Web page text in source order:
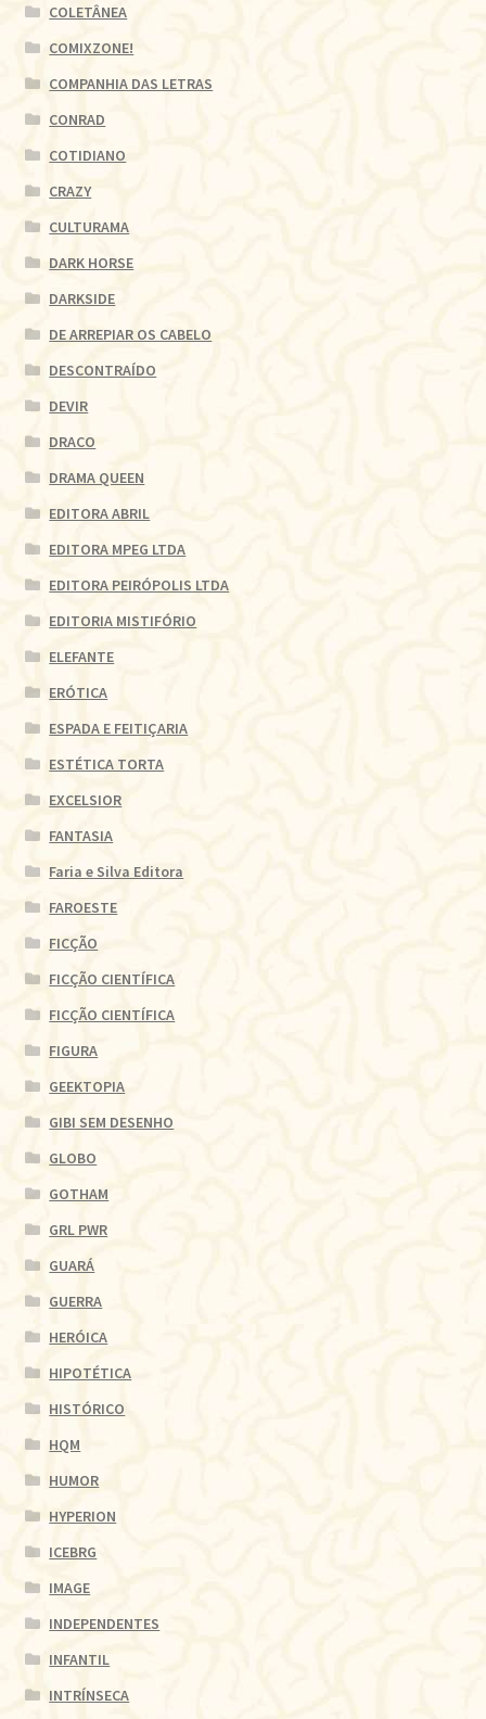
COLETÂNEA
COMIXZONE!
COMPANHIA DAS LETRAS
CONRAD
COTIDIANO
CRAZY
CULTURAMA
DARK HORSE
DARKSIDE
DE ARREPIAR OS CABELO
DESCONTRAÍDO
DEVIR
DRACO
DRAMA QUEEN
EDITORA ABRIL
EDITORA MPEG LTDA
EDITORA PEIRÓPOLIS LTDA
EDITORIA MISTIFÓRIO
ELEFANTE
ERÓTICA
ESPADA E FEITIÇARIA
ESTÉTICA TORTA
EXCELSIOR
FANTASIA
Faria e Silva Editora
FAROESTE
FICÇÃO
FICÇÃO CIENTÍFICA
FICÇÃO CIENTÍFICA
FIGURA
GEEKTOPIA
GIBI SEM DESENHO
GLOBO
GOTHAM
GRL PWR
GUARÁ
GUERRA
HERÓICA
HIPOTÉTICA
HISTÓRICO
HQM
HUMOR
HYPERION
ICEBRG
IMAGE
INDEPENDENTES
INFANTIL
INTRÍNSECA